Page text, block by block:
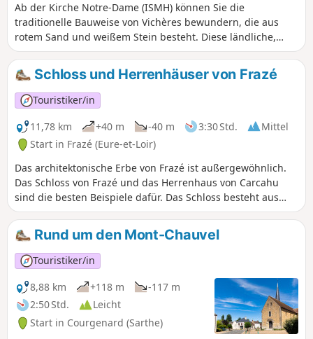
Ab der Kirche Notre-Dame (ISMH) können Sie die
traditionelle Bauweise von Vichères bewundern, die aus
rotem Sand und weißem Stein besteht. Diese ländliche,
hügelige Rundwanderung verbindet über Hohlwege den
Hügel von Rougemont (mit 285 m der höchste Punkt des
Departements Eure-et-Loir) mit dem malerischen Tal der
Berthe.
Schloss und Herrenhäuser von Frazé
Touristiker/in
11,78 km
+40 m -40 m 3:30 Std.
Mittel
Start in Frazé (Eure-et-Loir)
Das architektonische Erbe von Frazé ist außergewöhnlich.
Das Schloss von Frazé und das Herrenhaus von Carcahu
sind die besten Beispiele dafür. Das Schloss besteht aus
verschiedenen Bauteilen (15., 17. und 19. Jahrhundert), und
das Herrenhaus von Carcahu (16.–17. Jahrhundert) ist
einzigartig…
Rund um den Mont-Chauvel
Touristiker/in
8,88 km
+118 m
-117 m
2:50 Std.
Leicht
Start in Courgenard (Sarthe)